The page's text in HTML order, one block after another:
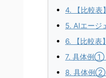
4. 【比較表
5. AIエージ
6. 【比較表
7. 具体例①
8. 具体例②